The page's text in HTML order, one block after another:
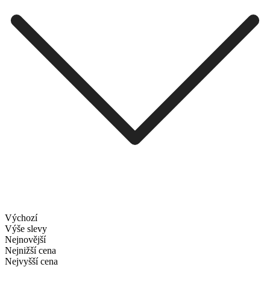
Výchozí
Výše slevy
Nejnovější
Nejnižší cena
Nejvyšší cena